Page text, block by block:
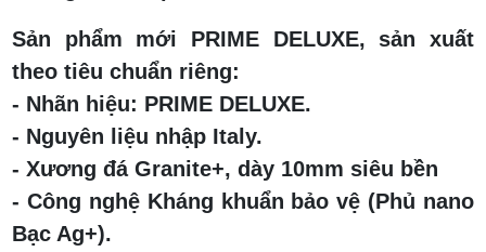
Sản phẩm mới PRIME DELUXE, sản xuất
theo tiêu chuẩn riêng:
- Nhãn hiệu: PRIME DELUXE.
- Nguyên liệu nhập Italy.
- Xương đá Granite+, dày 10mm siêu bền
- Công nghệ Kháng khuẩn bảo vệ (Phủ nano
Bạc Ag+).